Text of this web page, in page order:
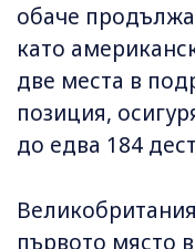
обаче
като
две места в
позиция,
до едва 184
първото място